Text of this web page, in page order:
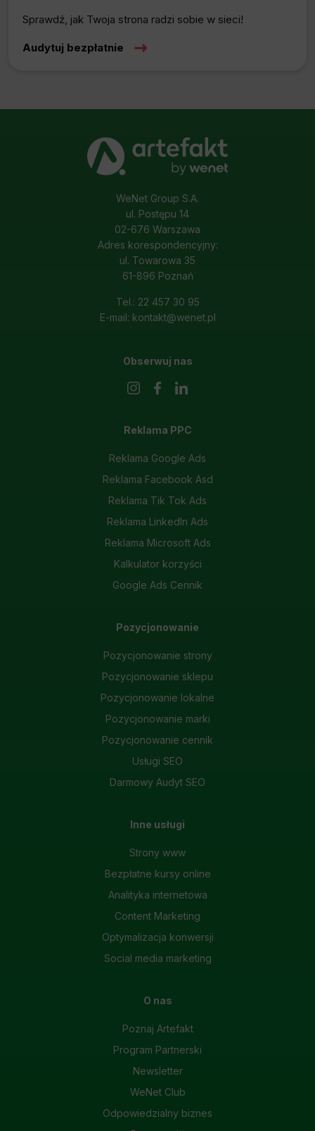
Sprawdź, jak Twoja strona radzi sobie w sieci!
Audytuj bezpłatnie
WeNet Group S.A.
ul. Postępu 14
02-676 Warszawa
Adres korespondencyjny:
ul. Towarowa 35
61-896 Poznań
Tel.: 22 457 30 95
E-mail: kontakt@wenet.pl
Reklama PPC
Reklama Google Ads
Reklama Facebook Asd
Reklama Tik Tok Ads
Reklama LinkedIn Ads
Reklama Microsoft Ads
Kalkulator korzyści
Google Ads Cennik
Pozycjonowanie
Pozycjonowanie strony
Pozycjonowanie sklepu
Pozycjonowanie lokalne
Pozycjonowanie marki
Pozycjonowanie cennik
Usługi SEO
Darmowy Audyt SEO
Inne usługi
Strony www
Bezpłatne kursy online
Analityka internetowa
Content Marketing
Optymalizacja konwersji
Social media marketing
O nas
Poznaj Artefakt
Program Partnerski
Newsletter
WeNet Club
Odpowiedzialny biznes
Obserwuj nas